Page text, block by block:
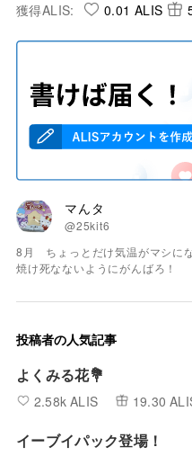
獲得ALIS: 0.01 ALIS
マんタ
@25kit6
8月 ちょっとだけ気温がマシに
焼け死なないようにがんばろ！
投稿者の人気記事
よくみる花💐
2.58k ALIS 19.30
イーブイパック登場！